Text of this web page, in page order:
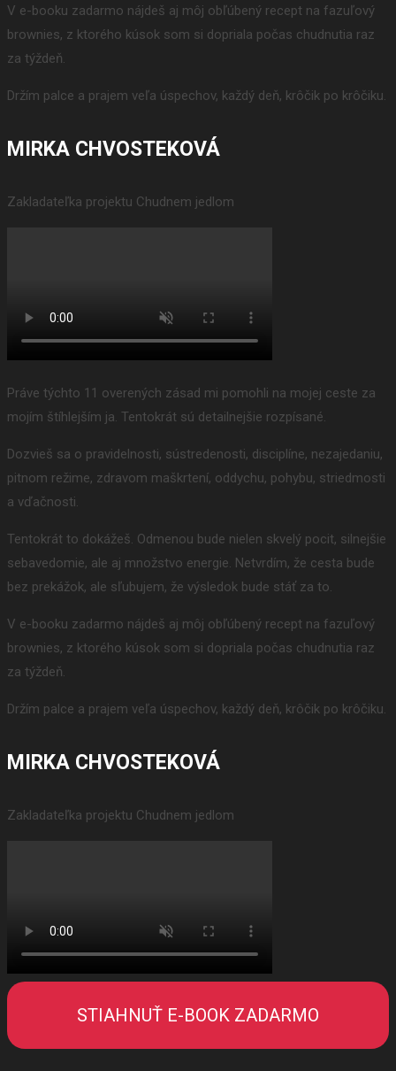
V e-booku zadarmo nájdeš aj môj obľúbený recept na fazuľový
brownies, z ktorého kúsok som si dopriala počas chudnutia raz
za týždeň.
Držím palce a prajem veľa úspechov, každý deň, krôčik po krôčiku.
MIRKA CHVOSTEKOVÁ
Zakladateľka projektu Chudnem jedlom
Práve týchto 11 overených zásad mi pomohli na mojej ceste za
mojím štíhlejším ja. Tentokrát sú detailnejšie rozpísané.
Dozvieš sa o pravidelnosti, sústredenosti, disciplíne, nezajedaniu,
pitnom režime, zdravom maškrtení, oddychu, pohybu, striedmosti
a vďačnosti.
Tentokrát to dokážeš. Odmenou bude nielen skvelý pocit, silnejšie
sebavedomie, ale aj množstvo energie. Netvrdím, že cesta bude
bez prekážok, ale sľubujem, že výsledok bude stáť za to.
V e-booku zadarmo nájdeš aj môj obľúbený recept na fazuľový
brownies, z ktorého kúsok som si dopriala počas chudnutia raz
za týždeň.
Držím palce a prajem veľa úspechov, každý deň, krôčik po krôčiku.
MIRKA CHVOSTEKOVÁ
Zakladateľka projektu Chudnem jedlom
STIAHNUŤ E-BOOK ZADARMO